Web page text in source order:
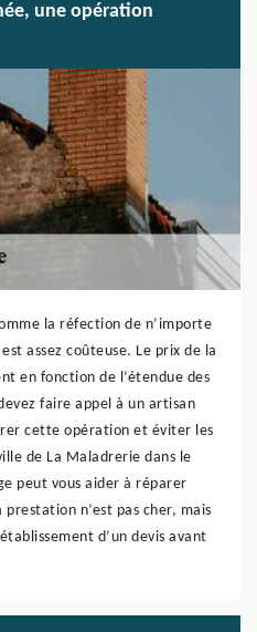
une opération
la réfection de n’importe
assez coûteuse. Le prix de la
en fonction de l’étendue des
faire appel à un artisan
cette opération et éviter les
de La Maladrerie dans le
peut vous aider à réparer
n’est pas cher, mais
d’un devis avant